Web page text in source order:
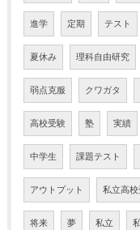
進学 定期 テスト
夏休み 理科自由研究
弱点克服 クワガタ
高校受験 塾 実績
中学生 課題テスト
アウトプット 私立高
将来 夢 私立